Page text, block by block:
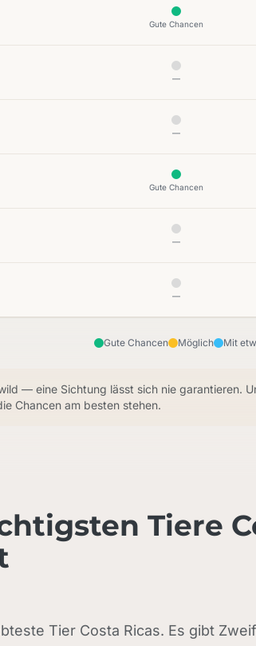
Gute Chancen
—
—
Gute Chancen
—
—
Gute Chancen Möglich Mit
— eine Sichtung lässt sich nie garantieren.
Chancen am besten stehen.
Tiere
Tier Costa Ricas. Es gibt